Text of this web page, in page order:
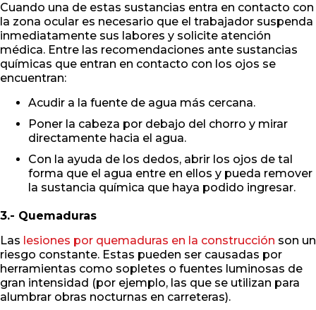
Cuando una de estas sustancias entra en contacto con
la zona ocular es necesario que el trabajador suspenda
inmediatamente sus labores y solicite atención
médica. Entre las recomendaciones ante sustancias
químicas que entran en contacto con los ojos se
encuentran:
Acudir a la fuente de agua más cercana.
Poner la cabeza por debajo del chorro y mirar
directamente hacia el agua.
Con la ayuda de los dedos, abrir los ojos de tal
forma que el agua entre en ellos y pueda remover
la sustancia química que haya podido ingresar.
3.- Quemaduras
Las lesiones por quemaduras en la construcción son un
riesgo constante. Estas pueden ser causadas por
herramientas como sopletes o fuentes luminosas de
gran intensidad (por ejemplo, las que se utilizan para
alumbrar obras nocturnas en carreteras).